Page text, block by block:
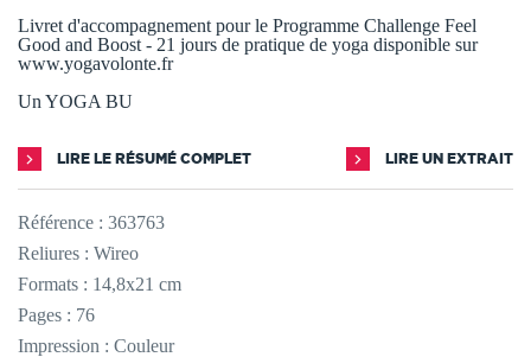
Livret d'accompagnement pour le Programme Challenge Feel
Good and Boost - 21 jours de pratique de yoga disponible sur
www.yogavolonte.fr
Un YOGA BU
LIRE LE RÉSUMÉ COMPLET LIRE UN EXTRAIT
Référence : 363763
Reliures : Wireo
Formats : 14,8x21 cm
Pages : 76
Impression : Couleur